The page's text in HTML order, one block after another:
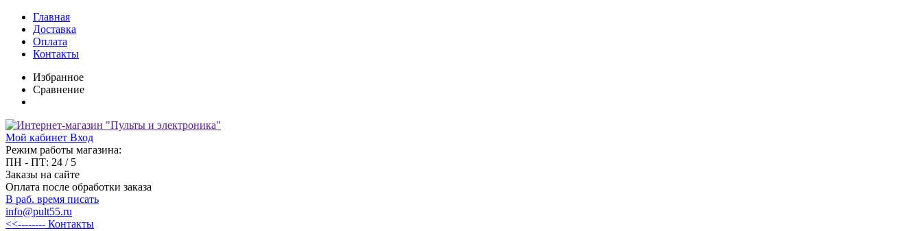
Главная
Доставка
Оплата
Контакты
Избранное
Сравнение
Мой кабинет Вход
Режим работы магазина:
ПН - ПТ: 24 / 5
Заказы на сайте
Оплата после обработки заказа
В раб. время писать
info@pult55.ru
<<-------- Контакты